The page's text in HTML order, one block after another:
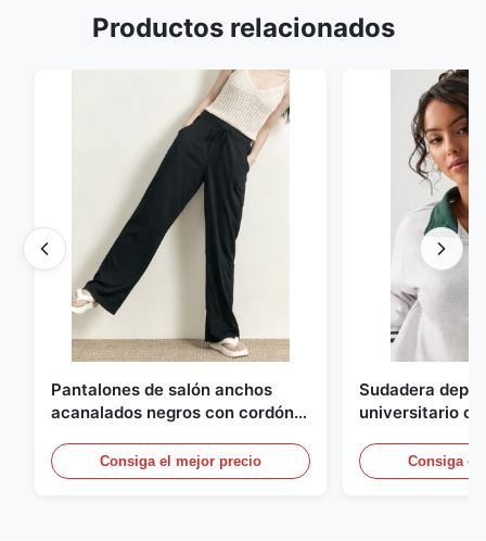
Productos relacionados
Pantalones de salón anchos
acanalados negros con cordón
Consiga el mejor precio
Sudadera
universitario
contrasteConsiga el